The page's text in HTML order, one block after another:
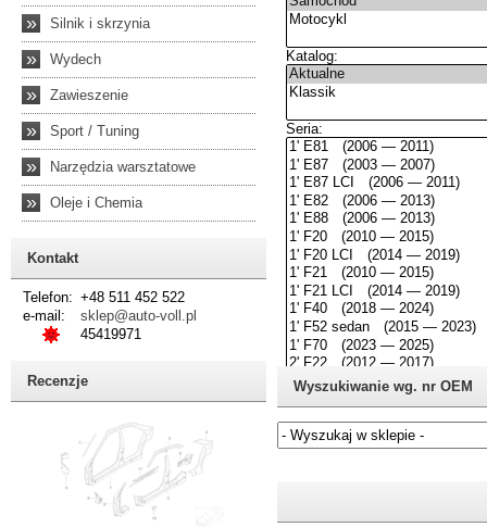
» Silnik i skrzynia
» Wydech
» Zawieszenie
» Sport / Tuning
» Narzędzia warsztatowe
» Oleje i Chemia
Kontakt
Telefon: +48 511 452 522
e-mail:
sklep@auto-voll.pl
45419971
Recenzje Wyszukiwanie wg. nr OEM